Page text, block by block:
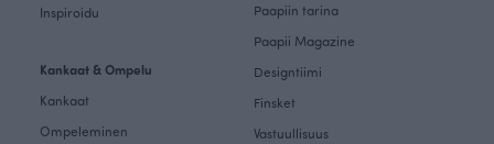
Inspiroidu
Kankaat & Ompelu
Kankaat
Ompeleminen
Paapiin tarina
Paapii Magazine
Designtiimi
Finsket
Vastuullisuus